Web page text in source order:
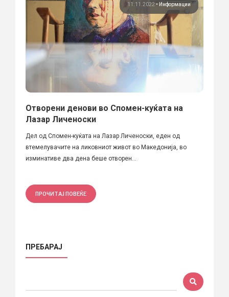
11.11.2022•Информации
Отворени денови во Спомен-куќата на
Лазар Личеноски
Дел од Спомен-куќата на Лазар Личеноски, еден од
втемелувачите на ликовниот живот во Македонија, во
изминативе два дена беше отворен...
ПРОЧИТАЈ ПОВЕЌЕ
ПРЕБАРАЈ